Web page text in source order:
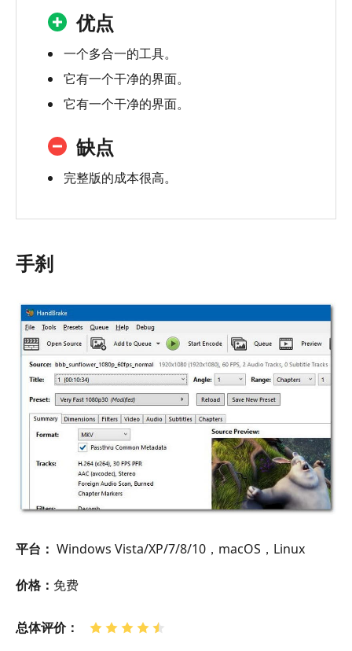
优点
一个多合一的工具。
它有一个干净的界面。
它有一个干净的界面。
缺点
完整版的成本很高。
手刹
平台： Windows Vista/XP/7/8/10，macOS，Linux
价格： 免费
总体评价：